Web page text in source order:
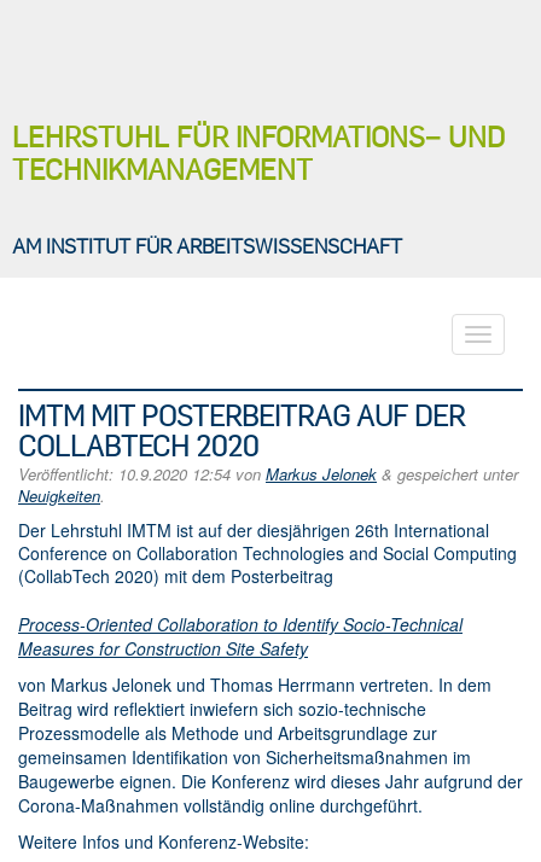
LEHRSTUHL FÜR INFORMATIONS− UND
TECHNIKMANAGEMENT
AM INSTITUT FÜR ARBEITSWISSENSCHAFT
Toggle
IMTM MIT POSTERBEITRAG AUF DER
COLLABTECH 2020
Veröffentlicht: 10.9.2020 12:54 von Markus Jelonek & gespeichert unter
Neuigkeiten.
Der Lehrstuhl IMTM ist auf der diesjährigen 26th International
Conference on Collaboration Technologies and Social Computing
(CollabTech 2020) mit dem Posterbeitrag
Process-Oriented Collaboration to Identify Socio-Technical
Measures for Construction Site Safety
von Markus Jelonek und Thomas Herrmann vertreten. In dem
Beitrag wird reflektiert inwiefern sich sozio-technische
Prozessmodelle als Methode und Arbeitsgrundlage zur
gemeinsamen Identifikation von Sicherheitsmaßnahmen im
Baugewerbe eignen. Die Konferenz wird dieses Jahr aufgrund der
Corona-Maßnahmen vollständig online durchgeführt.
Weitere Infos und Konferenz-Website: